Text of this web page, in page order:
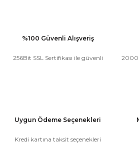
%100 Güvenli Alışveriş
256Bit SSL Sertifikası ile güvenli 2000
Uygun Ödeme Seçenekleri
Kredi kartına taksit seçenekleri